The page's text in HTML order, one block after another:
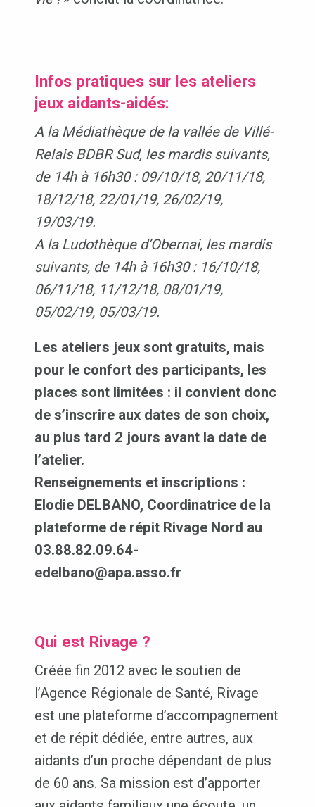
Infos pratiques sur les ateliers
jeux aidants-aidés:
A la Médiathèque de la vallée de Villé-
Relais BDBR Sud, les mardis suivants,
de 14h à 16h30 : 09/10/18, 20/11/18,
18/12/18, 22/01/19, 26/02/19,
19/03/19.
A la Ludothèque d’Obernai, les mardis
suivants, de 14h à 16h30 : 16/10/18,
06/11/18, 11/12/18, 08/01/19,
05/02/19, 05/03/19.
Les ateliers jeux sont gratuits, mais
pour le confort des participants, les
places sont limitées : il convient donc
de s’inscrire aux dates de son choix,
au plus tard 2 jours avant la date de
l’atelier.
Renseignements et inscriptions :
Elodie DELBANO, Coordinatrice de la
plateforme de répit Rivage Nord au
03.88.82.09.64-
edelbano@apa.asso.fr
Qui est Rivage ?
Créée fin 2012 avec le soutien de
l’Agence Régionale de Santé, Rivage
est une plateforme d’accompagnement
et de répit dédiée, entre autres, aux
aidants d’un proche dépendant de plus
de 60 ans. Sa mission est d’apporter